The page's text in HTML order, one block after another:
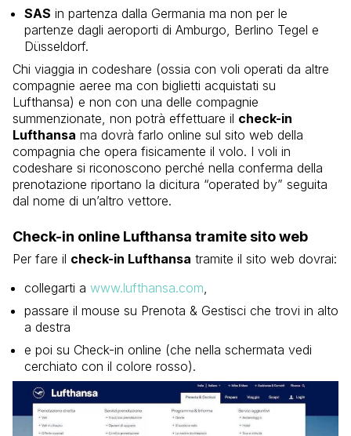
SAS in partenza dalla Germania ma non per le
partenze dagli aeroporti di Amburgo, Berlino Tegel e
Düsseldorf.
Chi viaggia in codeshare (ossia con voli operati da altre
compagnie aeree ma con biglietti acquistati su
Lufthansa) e non con una delle compagnie
summenzionate, non potrà effettuare il check-in
Lufthansa ma dovrà farlo online sul sito web della
compagnia che opera fisicamente il volo. I voli in
codeshare si riconoscono perché nella conferma della
prenotazione riportano la dicitura “operated by” seguita
dal nome di un’altro vettore.
Check-in online Lufthansa tramite sito web
Per fare il check-in Lufthansa tramite il sito web dovrai:
collegarti a www.lufthansa.com,
passare il mouse su Prenota & Gestisci che trovi in alto
a destra
e poi su Check-in online (che nella schermata vedi
cerchiato con il colore rosso).